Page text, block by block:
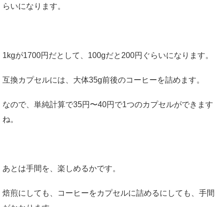
らいになります。
1kgが1700円だとして、100gだと200円ぐらいになります。
互換カプセルには、大体35g前後のコーヒーを詰めます。
なので、単純計算で35円〜40円で1つのカプセルができます
ね。
あとは手間を、楽しめるかです。
焙煎にしても、コーヒーをカプセルに詰めるにしても、手間